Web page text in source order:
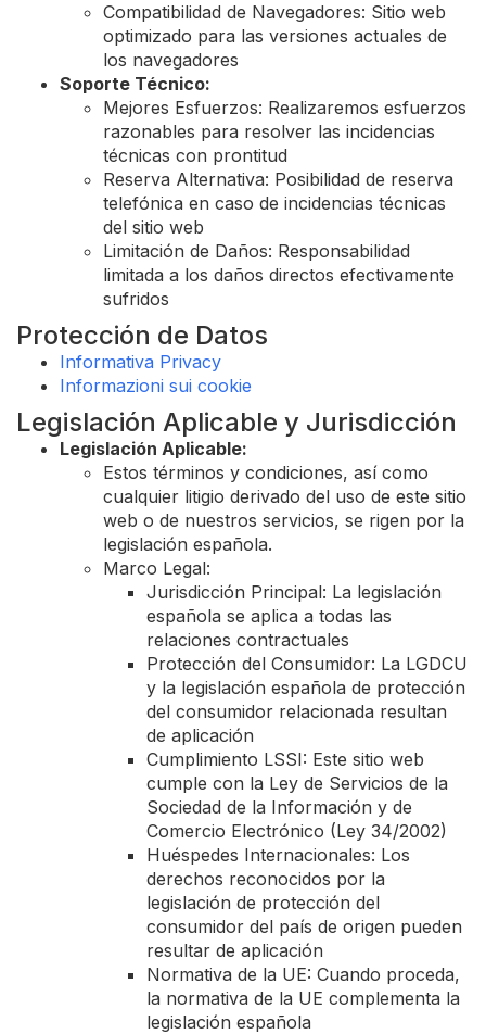
Compatibilidad de Navegadores: Sitio web
optimizado para las versiones actuales de
los navegadores
Soporte Técnico:
Mejores Esfuerzos: Realizaremos esfuerzos
razonables para resolver las incidencias
técnicas con prontitud
Reserva Alternativa: Posibilidad de reserva
telefónica en caso de incidencias técnicas
del sitio web
Limitación de Daños: Responsabilidad
limitada a los daños directos efectivamente
sufridos
Protección de Datos
Informativa Privacy
Informazioni sui cookie
Legislación Aplicable y Jurisdicción
Legislación Aplicable:
Estos términos y condiciones, así como
cualquier litigio derivado del uso de este sitio
web o de nuestros servicios, se rigen por la
legislación española.
Marco Legal:
Jurisdicción Principal: La legislación
española se aplica a todas las
relaciones contractuales
Protección del Consumidor: La LGDCU
y la legislación española de protección
del consumidor relacionada resultan
de aplicación
Cumplimiento LSSI: Este sitio web
cumple con la Ley de Servicios de la
Sociedad de la Información y de
Comercio Electrónico (Ley 34/2002)
Huéspedes Internacionales: Los
derechos reconocidos por la
legislación de protección del
consumidor del país de origen pueden
resultar de aplicación
Normativa de la UE: Cuando proceda,
la normativa de la UE complementa la
legislación española